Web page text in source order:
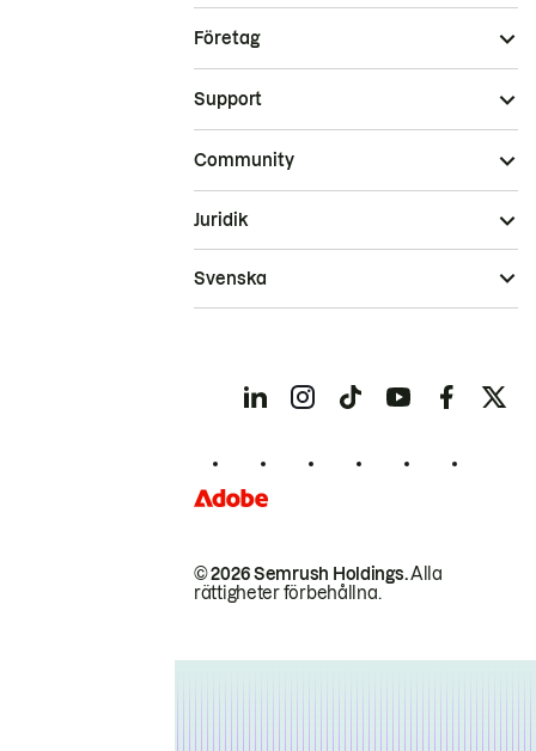
Företag
Support
Community
© 2026 Semrush Holdings.Alla
rättigheter förbehållna.
Juridik
Svenska